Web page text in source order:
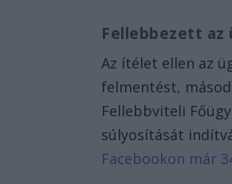
Fellebbezett az
Az ítélet ellen az
felmentést,
Fellebbviteli
súlyosítását
Facebookon már